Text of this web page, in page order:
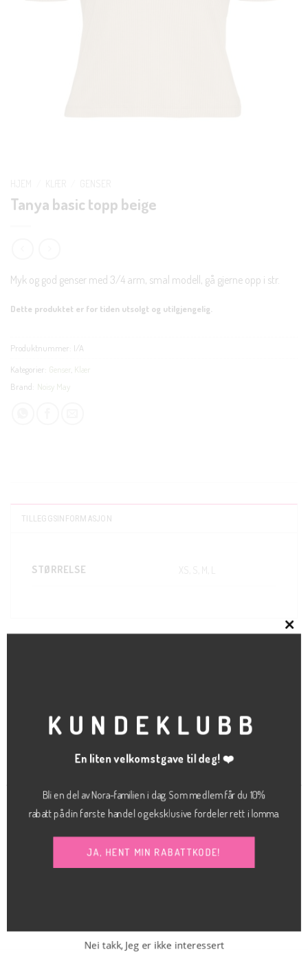
Tanya basic topp beige
Myk og god genser med 3/4 arm, smal modell, gå gjerne opp i str.
Dette produktet er for tiden utsolgt og utilgjengelig.
Produktnummer: I/A
Kategorier: Genser Klær
Brand: Noisy May
TILLEGGSINFORMASJON
STØRRELSE
Johane skirt
GENSER
Elle puff sweater
KUNDEKLUBB
En liten velkomstgave til deg! ❤️
Bli en del av Nora-familien i dag. Som medlem får du 10%
rabatt på din første handel og eksklusive fordeler rett i lomma.
JA, HENT MIN RABATTKODE!
Nei takk, Jeg er ikke interessert